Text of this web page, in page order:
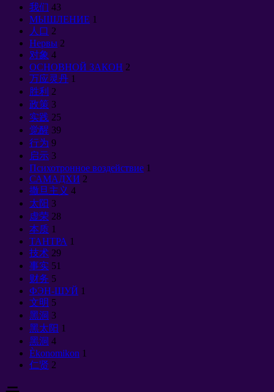
我们 43
МЫШЛЕНИЕ 1
人口 2
Нервы 2
对象 4
ОСНОВНОЙ ЗАКОН 2
万应灵丹 1
胜利 2
政策 3
实践 25
觉醒 39
行为 9
启示 3
Психотронное воздействие 1
САМАДХИ 2
撒旦主义 4
太阳 3
虚荣 28
本质 1
ТАНТРА 1
技术 29
事实 51
财务 5
ФЭН-ШУЙ 1
文明 5
黑洞 3
黑太阳 1
黑洞 4
Èkonomikon 1
仁贤 2